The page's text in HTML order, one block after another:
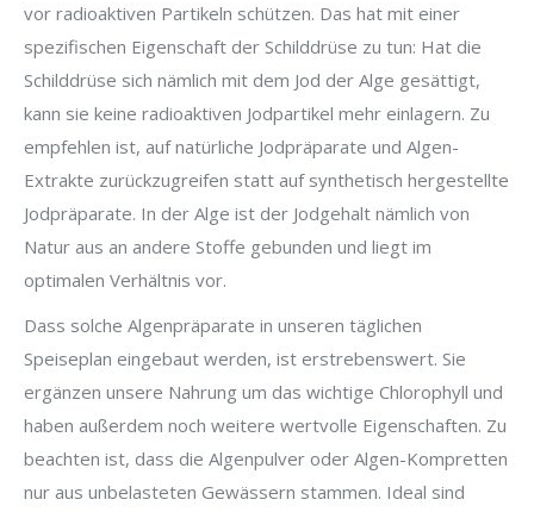
vor radioaktiven Partikeln schützen. Das hat mit einer
spezifischen Eigenschaft der Schilddrüse zu tun: Hat die
Schilddrüse sich nämlich mit dem Jod der Alge gesättigt,
kann sie keine radioaktiven Jodpartikel mehr einlagern. Zu
empfehlen ist, auf natürliche Jodpräparate und Algen-
Extrakte zurückzugreifen statt auf synthetisch hergestellte
Jodpräparate. In der Alge ist der Jodgehalt nämlich von
Natur aus an andere Stoffe gebunden und liegt im
optimalen Verhältnis vor.
Dass solche Algenpräparate in unseren täglichen
Speiseplan eingebaut werden, ist erstrebenswert. Sie
ergänzen unsere Nahrung um das wichtige Chlorophyll und
haben außerdem noch weitere wertvolle Eigenschaften. Zu
beachten ist, dass die Algenpulver oder Algen-Kompretten
nur aus unbelasteten Gewässern stammen. Ideal sind